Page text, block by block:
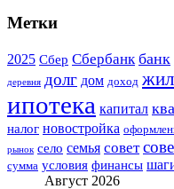
Метки
2025 Сбер Сбербанк банк
деревня долг дом доход
ипотека капитал
налог новостройка
рынок село семья совет
сумма условия финансы
Август 2026